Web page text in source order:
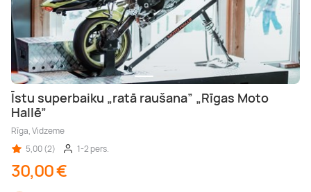
Īstu superbaiku „ratā raušana” „Rīgas Moto
Hallē”
Rīga, Vidzeme
5,00 (2)
1-2 pers.
30,00 €